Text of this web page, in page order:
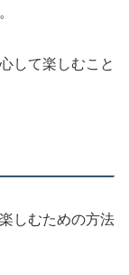
して楽しむこと
しむための方法